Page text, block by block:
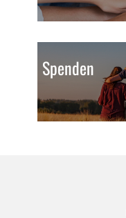
Spenden